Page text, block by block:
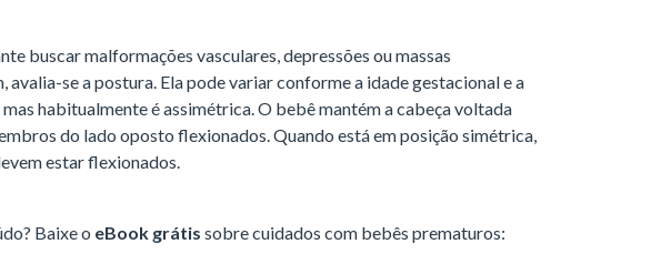
buscar malformações vasculares, depressões ou massas
avalia-se a postura. Ela pode variar conforme a idade gestacional e a
habitualmente é assimétrica. O bebê mantém a cabeça voltada
do lado oposto flexionados. Quando está em posição simétrica,
estar flexionados.
Baixe o eBook grátis sobre cuidados com bebês prematuros: